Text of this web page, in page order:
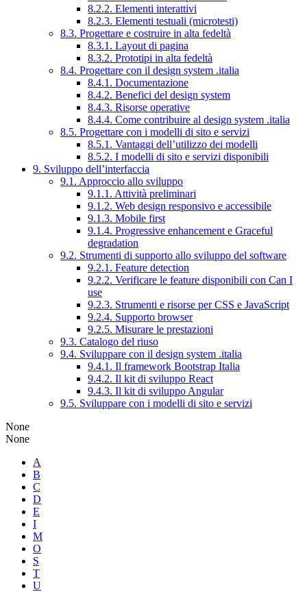
8.2.2. Elementi interattivi
8.2.3. Elementi testuali (microtesti)
8.3. Progettare e costruire in alta fedeltà
8.3.1. Layout di pagina
8.3.2. Prototipi in alta fedeltà
8.4. Progettare con il design system .italia
8.4.1. Documentazione
8.4.2. Benefici del design system
8.4.3. Risorse operative
8.4.4. Come contribuire al design system .italia
8.5. Progettare con i modelli di sito e servizi
8.5.1. Vantaggi dell’utilizzo dei modelli
8.5.2. I modelli di sito e servizi disponibili
9. Sviluppo dell’interfaccia
9.1. Approccio allo sviluppo
9.1.1. Attività preliminari
9.1.2. Web design responsivo e accessibile
9.1.3. Mobile first
9.1.4. Progressive enhancement e Graceful
degradation
9.2. Strumenti di supporto allo sviluppo del software
9.2.1. Feature detection
9.2.2. Verificare le feature disponibili con Can I
use
9.2.3. Strumenti e risorse per CSS e JavaScript
9.2.4. Supporto browser
9.2.5. Misurare le prestazioni
9.3. Catalogo del riuso
9.4. Sviluppare con il design system .italia
9.4.1. Il framework Bootstrap Italia
9.4.2. Il kit di sviluppo React
9.4.3. Il kit di sviluppo Angular
9.5. Sviluppare con i modelli di sito e servizi
None
None
A
B
C
D
E
I
M
O
S
T
U